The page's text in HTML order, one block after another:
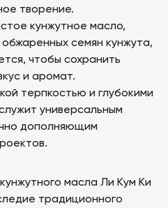
творение.
кунжутное масло,
семян кунжута,
чтобы сохранить
и аромат.
терпкостью и глубокими
универсальным
дополняющим
масла Ли Кум Ки
традиционного